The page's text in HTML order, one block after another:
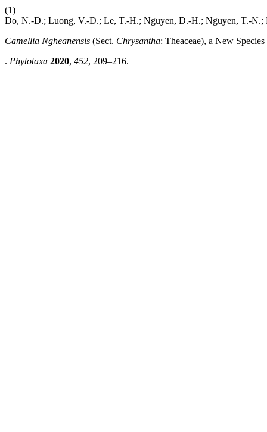
(1)
Do, N.-D.; Luong, V.-D.; Le, T.-H.; Nguyen, D.-H.; Nguyen, T.-N.;
Camellia Ngheanensis (Sect. Chrysantha: Theaceae), a New
. Phytotaxa 2020, 452, 209–216.